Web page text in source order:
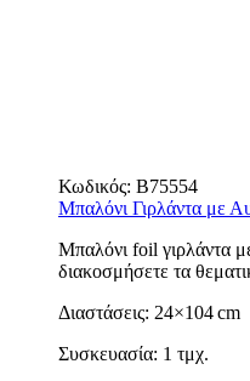
Κωδικός: B75554
Μπαλόνι Γιρλάντα με
Μπαλόνι foil γιρλάντα
διακοσμήσετε τα
Διαστάσεις: 24×104 cm
Συσκευασία: 1 τμχ.